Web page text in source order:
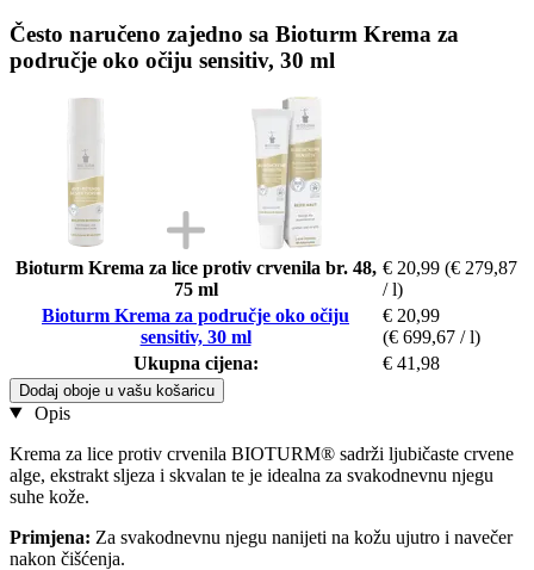
Često naručeno zajedno sa Bioturm Krema za
područje oko očiju sensitiv, 30 ml
Bioturm Krema za lice protiv crvenila br. 48,
75 ml
€ 20,99 (€ 279,87
/ l)
Bioturm Krema za područje oko očiju
sensitiv, 30 ml
€ 20,99
(€ 699,67 / l)
Ukupna cijena:
€ 41,98
Dodaj oboje u vašu košaricu
Opis
Krema za lice protiv crvenila BIOTURM® sadrži ljubičaste crvene
alge, ekstrakt sljeza i skvalan te je idealna za svakodnevnu njegu
suhe kože.
Primjena: Za svakodnevnu njegu nanijeti na kožu ujutro i navečer
nakon čišćenja.